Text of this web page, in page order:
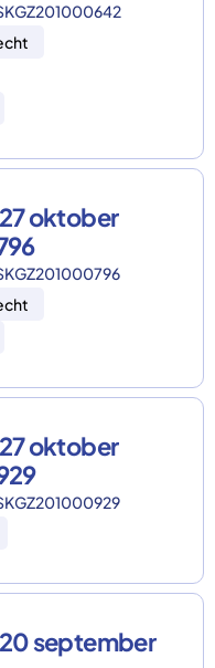
oktober
oktober
september